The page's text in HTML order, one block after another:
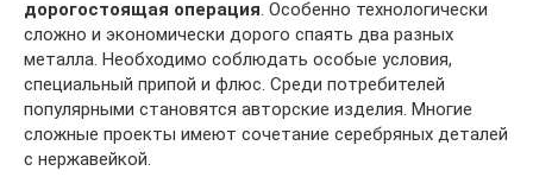
дорогостоящая операция. Особенно технологически
сложно и экономически дорого спаять два разных
металла. Необходимо соблюдать особые условия,
специальный припой и флюс. Среди потребителей
популярными становятся авторские изделия. Многие
сложные проекты имеют сочетание серебряных деталей
с нержавейкой.